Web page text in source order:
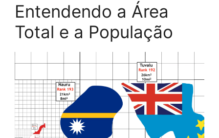
Entendendo a Área
Total e a População